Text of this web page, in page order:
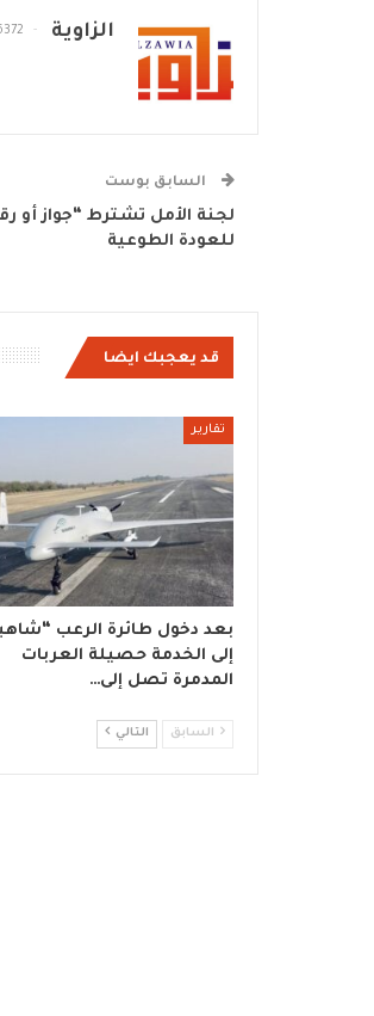
الزاوية 16372
السابق بوست
لجنة الأمل تشترط “جواز
للعودة الطوعية
قد يعجبك ايضا
تقارير
بعد دخول طائرة الرعب
إلى الخدمة حصيلة العربات
المدمرة تصل إلى…
السابق التالي